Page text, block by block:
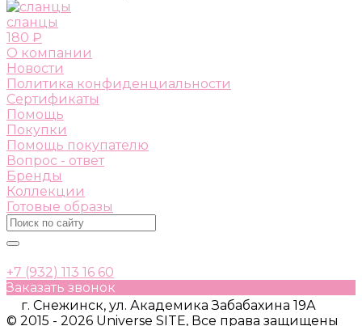
сланцы
180 ₽
О компании
Новости
Политика конфиденциальности
Сертификаты
Помощь
Покупки
Помощь покупателю
Вопрос - ответ
Бренды
Коллекции
Готовые образы
+7 (932) 113 16 60
Заказать звонок
г. Снежинск, ул. Академика Забабахина 19А
© 2015 - 2026 Universe SITE, Все права защищены